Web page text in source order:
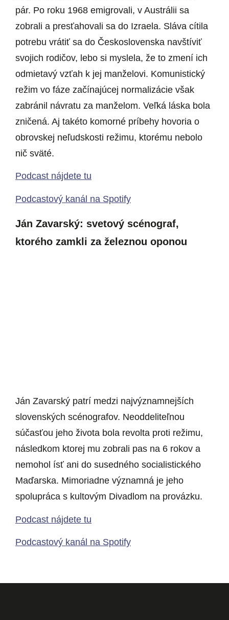
pár. Po roku 1968 emigrovali, v Austrálii sa
zobrali a presťahovali sa do Izraela. Sláva cítila
potrebu vrátiť sa do Československa navštíviť
svojich rodičov, lebo si myslela, že to zmení ich
odmietavý vzťah k jej manželovi. Komunistický
režim vo fáze začínajúcej normalizácie však
zabránil návratu za manželom. Veľká láska bola
zničená. Aj takéto komorné príbehy hovoria o
obrovskej neľudskosti režimu, ktorému nebolo
nič sväté.
Podcast nájdete tu
Podcastový kanál na Spotify
Ján Zavarský: svetový scénograf,
ktorého zamkli za železnou oponou
Ján Zavarský patrí medzi najvýznamnejších
slovenských scénografov. Neoddeliteľnou
súčasťou jeho života bola revolta proti režimu,
následkom ktorej mu zobrali pas na 6 rokov a
nemohol ísť ani do susedného socialistického
Maďarska. Mimoriadne významná je jeho
spolupráca s kultovým Divadlom na provázku.
Podcast nájdete tu
Podcastový kanál na Spotify